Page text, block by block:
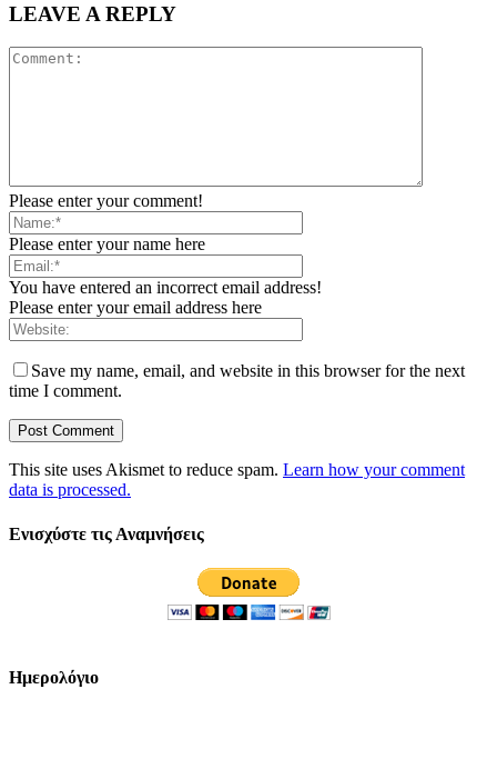
LEAVE A REPLY
Please enter your comment!
Please enter your name here
You have entered an incorrect email address!
Please enter your email address here
Save my name, email, and website in this browser for the next
time I comment.
This site uses Akismet to reduce spam. Learn how your comment
data is processed.
Ενισχύστε τις Αναμνήσεις
Ημερολόγιο